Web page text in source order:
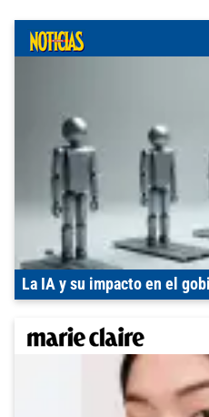
La IA y su impacto en el